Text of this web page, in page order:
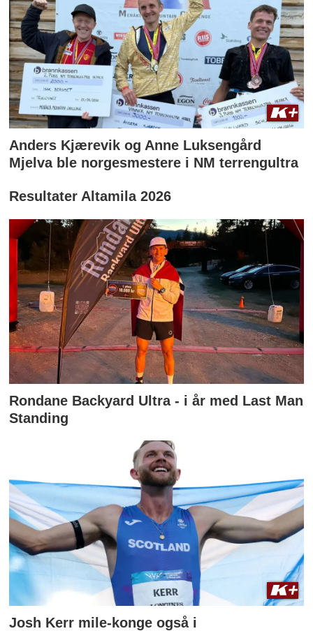
Anders Kjærevik og Anne Luksengård
Mjelva ble norgesmestere i NM terrengultra
Resultater Altamila 2026
Rondane Backyard Ultra - i år med Last Man
Standing
Josh Kerr mile-konge også i